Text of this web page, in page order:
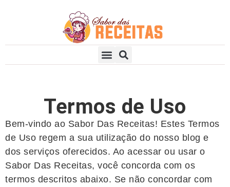
Termos de Uso
Bem-vindo ao Sabor Das Receitas! Estes Termos
de Uso regem a sua utilização do nosso blog e
dos serviços oferecidos. Ao acessar ou usar o
Sabor Das Receitas, você concorda com os
termos descritos abaixo. Se não concordar com